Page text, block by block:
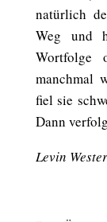
natürlich
Weg und
Wortfolge
manchmal
fiel sie
Dann
Levin